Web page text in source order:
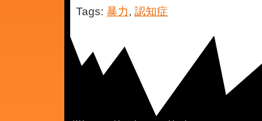
Tags: 暴力, 認知症